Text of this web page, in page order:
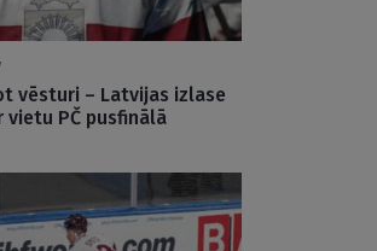
vēsturi – Latvijas izlase
vietu PČ pusfinālā